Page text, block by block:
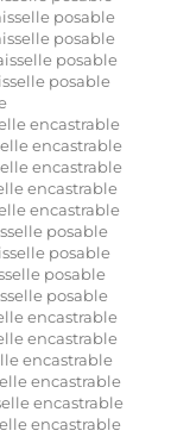
posable
posable
posable
posable
encastrable
encastrable
encastrable
encastrable
encastrable
posable
posable
posable
posable
encastrable
encastrable
encastrable
encastrable
encastrable
encastrable